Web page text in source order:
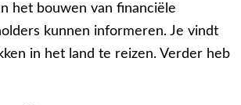
het bouwen van financiële
kunnen informeren. Je vindt
in het land te reizen. Verder heb